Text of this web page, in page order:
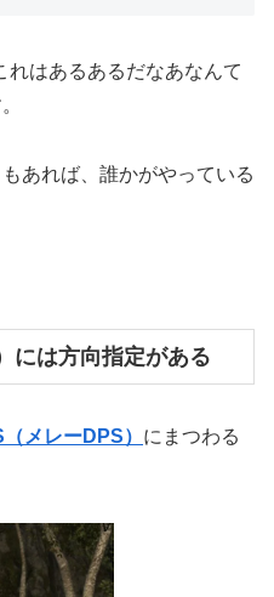
れはあるあるだなあなんて
あれば、誰かがやっている
には方向指定がある
メレーDPS） にまつわる